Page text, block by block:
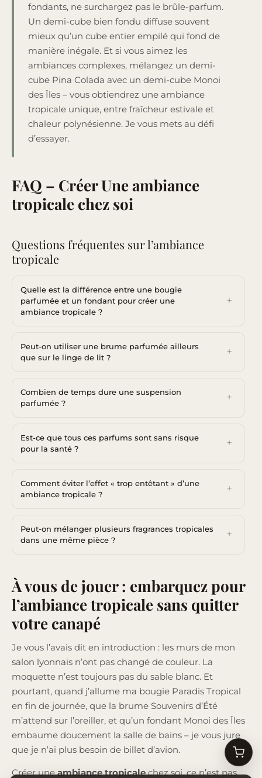
fondants, ne surchargez pas le brûle-parfum.
Un demi-cube bien fondu diffuse souvent
mieux qu’un cube entier empilé qui fond de
manière inégale. Et si vous aimez les
ambiances complexes, mélangez un demi-
cube Pina Colada avec un demi-cube Monoi
des Îles – vous obtiendrez une ambiance
tropicale unique, entre fraîcheur estivale et
chaleur polynésienne. Je vous mets au défi
d’essayer.
FAQ – Créer Une ambiance
tropicale chez soi
Questions fréquentes sur l’ambiance
tropicale
Quelle est la différence entre une bougie
parfumée et un fondant pour créer une
ambiance tropicale ?
Peut-on utiliser une brume parfumée ailleurs
que sur le linge de lit ?
Combien de temps dure une suspension
parfumée ?
Est-ce que tous ces parfums sont sans risque
pour la santé ?
Comment éviter l’effet « trop entêtant » d’une
ambiance tropicale ?
Peut-on mélanger plusieurs fragrances tropicales
dans une même pièce ?
À vous de jouer : embarquez pour
l’ambiance tropicale sans quitter
votre canapé
Je vous l’avais dit en introduction : les murs de mon
salon lyonnais n’ont pas changé de couleur. La
moquette n’est toujours pas du sable blanc. Et
pourtant, quand j’allume ma bougie Paradis Tropical
en fin de journée, que la brume Souvenirs d’Été
m’attend sur l’oreiller, et qu’un fondant Monoi des Îles
embaume doucement la salle de bains – je vous jure
que je n’ai plus besoin de billet d’avion.
Créer uneambiance tropicalechez soi, ce n’est pas